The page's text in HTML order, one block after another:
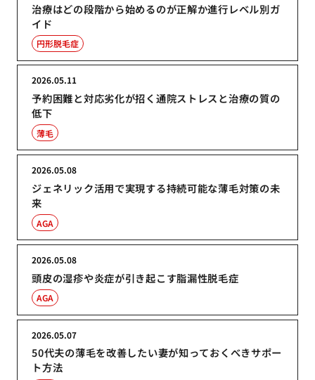
治療はどの段階から始めるのが正解か進行レベル別ガ
イド
円形脱毛症
予約困難と対応劣化が招く通院ストレスと治療の質の
低下
2026.05.11
薄毛
ジェネリック活用で実現する持続可能な薄毛対策の未
来
2026.05.08
AGA
頭皮の湿疹や炎症が引き起こす脂漏性脱毛症
2026.05.08
AGA
50代夫の薄毛を改善したい妻が知っておくべきサポー
ト方法
2026.05.07